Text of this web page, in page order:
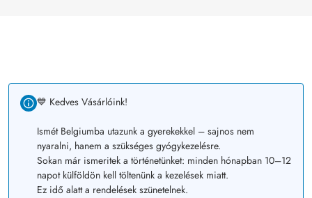
💙 Kedves Vásárlóink!
Ismét Belgiumba utazunk a gyerekekkel – sajnos nem
nyaralni, hanem a szükséges gyógykezelésre.
Sokan már ismeritek a történetünket: minden hónapban 10–12
napot külföldön kell töltenünk a kezelések miatt.
Ez idő alatt a rendelések szünetelnek.